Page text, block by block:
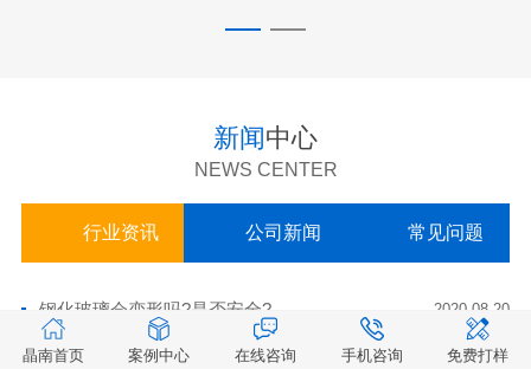
新闻中心
NEWS CENTER
行业资讯 公司新闻 常见问题
钢化玻璃会变形吗?是否安全? 2020-08-20
什么叫单向玻璃 ？应用于哪里？ 2021-09-30
晶南首页 案例中心 在线咨询 手机咨询 免费打样